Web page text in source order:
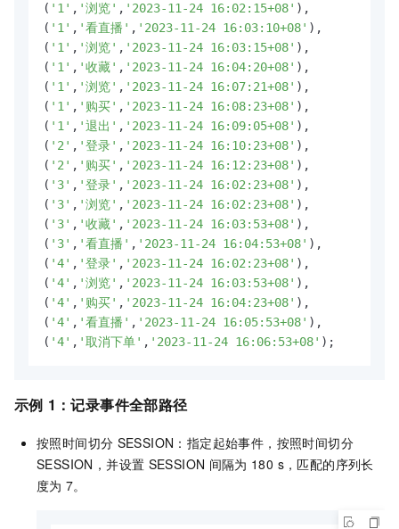
( '1' , '浏览' , '2023-11-24 16:02:15+08' ),
( '1' , '看直播' , '2023-11-24 16:03:10+08' ),
( '1' , '浏览' , '2023-11-24 16:03:15+08' ),
( '1' , '收藏' , '2023-11-24 16:04:20+08' ),
( '1' , '浏览' , '2023-11-24 16:07:21+08' ),
( '1' , '购买' , '2023-11-24 16:08:23+08' ),
( '1' , '退出' , '2023-11-24 16:09:05+08' ),
( '2' , '登录' , '2023-11-24 16:10:23+08' ),
( '2' , '购买' , '2023-11-24 16:12:23+08' ),
( '3' , '登录' , '2023-11-24 16:02:23+08' ),
( '3' , '浏览' , '2023-11-24 16:02:23+08' ),
( '3' , '收藏' , '2023-11-24 16:03:53+08' ),
( '3' , '看直播' , '2023-11-24 16:04:53+08' ),
( '4' , '登录' , '2023-11-24 16:02:23+08' ),
( '4' , '浏览' , '2023-11-24 16:03:53+08' ),
( '4' , '购买' , '2023-11-24 16:04:23+08' ),
( '4' , '看直播' , '2023-11-24 16:05:53+08' ),
( '4' , '取消下单' , '2023-11-24 16:06:53+08' );
示例 1：记录事件全部路径
按照时间切分 SESSION：指定起始事件，按照时间切分
SESSION，并设置 SESSION 间隔为 180 s，匹配的序列长
度为 7。